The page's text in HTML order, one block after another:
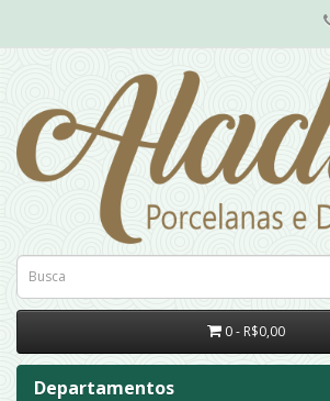
0 - R$0,00
Departamentos